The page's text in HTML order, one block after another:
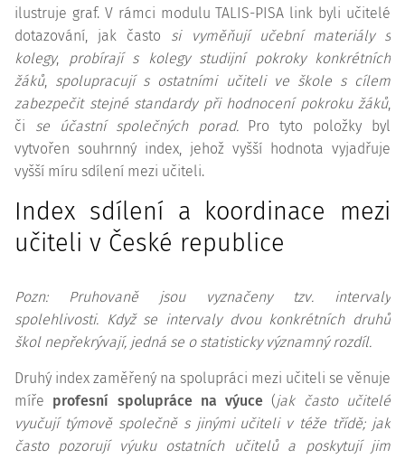
ilustruje graf. V rámci modulu TALIS-PISA link byli učitelé
dotazování, jak často si vyměňují učební materiály s
kolegy, probírají s kolegy studijní pokroky konkrétních
žáků, spolupracují s ostatními učiteli ve škole s cílem
zabezpečit stejné standardy při hodnocení pokroku žáků,
či se účastní společných porad.Pro tyto položky byl
vytvořen souhrnný index, jehož vyšší hodnota vyjadřuje
vyšší míru sdílení mezi učiteli.
Index sdílení a koordinace mezi
učiteli v České republice
Pozn: Pruhovaně jsou vyznačeny tzv. intervaly
spolehlivosti. Když se intervaly dvou konkrétních druhů
škol nepřekrývají, jedná se o statisticky významný rozdíl.
Druhý index zaměřený na spolupráci mezi učiteli se věnuje
míře profesní spolupráce na výuce (jak často učitelé
vyučují týmově společně s jinými učiteli v téže třídě; jak
často pozorují výuku ostatních učitelů a poskytují jim